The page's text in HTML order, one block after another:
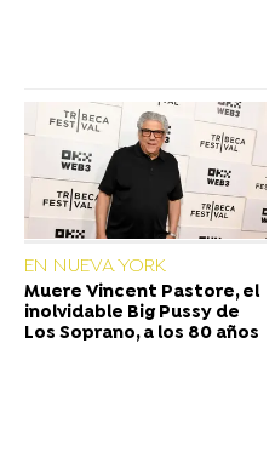
EN NUEVA YORK
Muere Vincent Pastore, el
inolvidable Big Pussy de
Los Soprano, a los 80 años